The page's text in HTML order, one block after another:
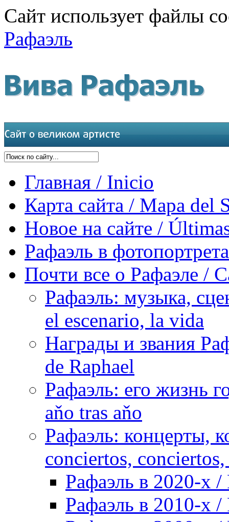
Сайт использует файлы
Рафаэль
Главная / Inicio
Карта сайта / Mapa del
Новое на сайте /
Рафаэль в
Почти все о Рафаэле /
Рафаэль: музыка,
el escenario, la vida
Награды и звания
de Raphael
Рафаэль: его жизнь
aňo tras aňo
Рафаэль: концерты,
conciertos,
Рафаэль в 2020-х /
Рафаэль в 2010-х /